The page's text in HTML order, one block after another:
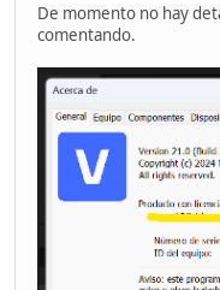
De momento no hay
comentando.